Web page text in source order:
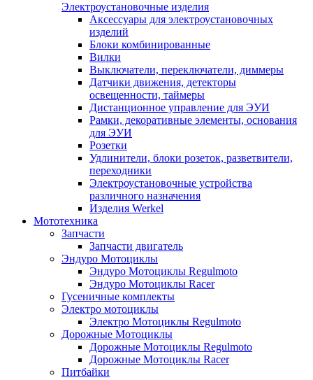
Электроустановочные изделия
Аксессуары для электроустановочных
изделий
Блоки комбинированные
Вилки
Выключатели, переключатели, диммеры
Датчики движения, детекторы
освещенности, таймеры
Дистанционное управление для ЭУИ
Рамки, декоративные элементы, основания
для ЭУИ
Розетки
Удлинители, блоки розеток, разветвители,
переходники
Электроустановочные устройства
различного назначения
Изделия Werkel
Мототехника
Запчасти
Запчасти двигатель
Эндуро Мотоциклы
Эндуро Мотоциклы Regulmoto
Эндуро Мотоциклы Racer
Гусеничные комплекты
Электро мотоциклы
Электро Мотоциклы Regulmoto
Дорожные Мотоциклы
Дорожные Мотоциклы Regulmoto
Дорожные Мотоциклы Racer
Питбайки